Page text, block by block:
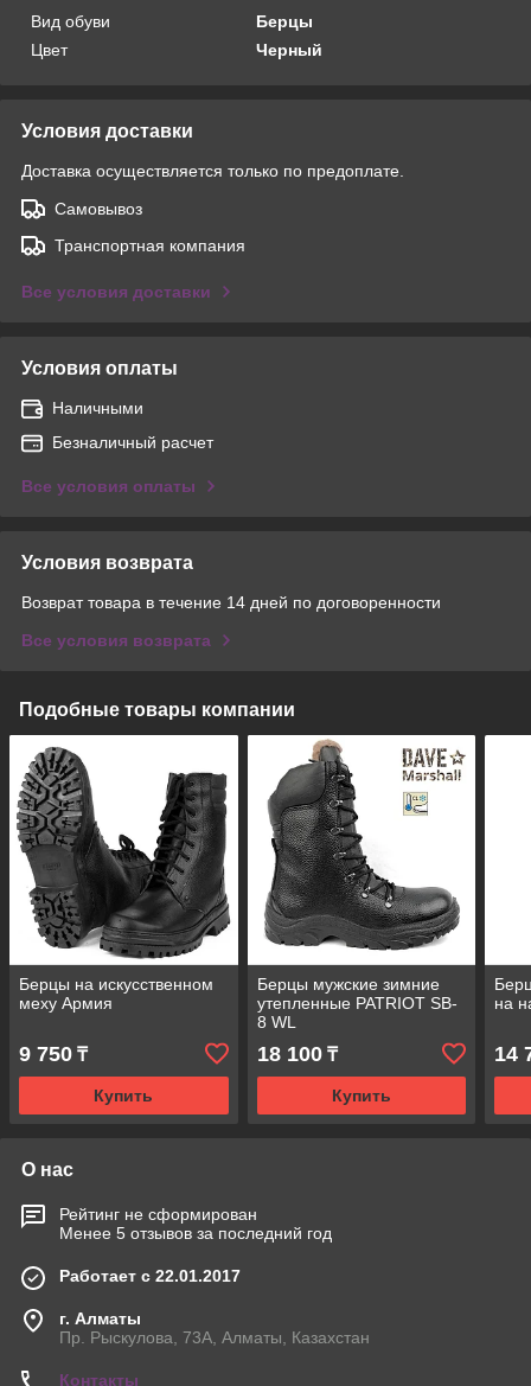
Вид обуви
Берцы
Цвет
Черный
Условия доставки
Доставка осуществляется только по предоплате.
Самовывоз
Транспортная компания
Все условия доставки
Условия оплаты
Наличными
Безналичный расчет
Все условия оплаты
Условия возврата
Возврат товара в течение 14 дней по договоренности
Все условия возврата
Подобные товары компании
Берцы на искусственном
меху Армия
9 750 ₸
Купить
Берцы мужские зимние
утепленные PATRIOT SB-
8 WL
18 100₸
Купить
на
14
О нас
Рейтинг не сформирован
Менее 5 отзывов за последний год
Работает с 22.01.2017
г. Алматы
Пр. Рыскулова, 73А, Алматы, Казахстан
Контакты